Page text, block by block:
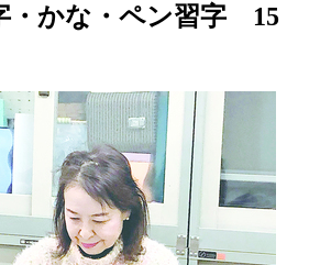
・かな・ペン習字 15